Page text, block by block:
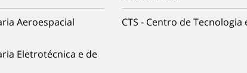
Aeroespacial
Eletrotécnica e de
CTS - Centro de Tecnologia